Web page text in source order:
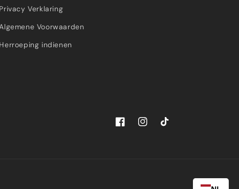
Privacy Verklaring
Voorwaarden
Herroeping indienen
FacebookInstagramTikTok